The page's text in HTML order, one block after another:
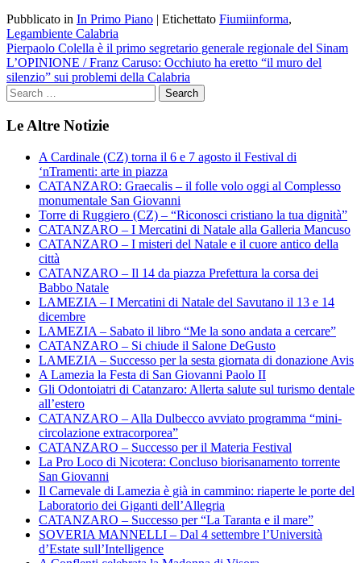
Pubblicato in In Primo Piano | Etichettato Fiumiinforma,
Legambiente Calabria
Navigazione
articoli
Pierpaolo Colella è il primo segretario generale regionale del Sinam
L’OPINIONE / Franz Caruso: Occhiuto ha eretto “il muro del
silenzio” sui problemi della Calabria
Le Altre Notizie
A Cardinale (CZ) torna il 6 e 7 agosto il Festival di
‘nTramenti: arte in piazza
CATANZARO: Graecalis – il folle volo oggi al Complesso
monumentale San Giovanni
Torre di Ruggiero (CZ) – “Riconosci cristiano la tua dignità”
CATANZARO – I Mercatini di Natale alla Galleria Mancuso
CATANZARO – I misteri del Natale e il cuore antico della
città
CATANZARO – Il 14 da piazza Prefettura la corsa dei
Babbo Natale
LAMEZIA – I Mercatini di Natale del Savutano il 13 e 14
dicembre
LAMEZIA – Sabato il libro “Me la sono andata a cercare”
CATANZARO – Si chiude il Salone DeGusto
LAMEZIA – Successo per la sesta giornata di donazione Avis
A Lamezia la Festa di San Giovanni Paolo II
Gli Odontoiatri di Catanzaro: Allerta salute sul turismo dentale
all’estero
CATANZARO – Alla Dulbecco avviato programma “mini-
circolazione extracorporea”
CATANZARO – Successo per il Materia Festival
La Pro Loco di Nicotera: Concluso biorisanamento torrente
San Giovanni
Il Carnevale di Lamezia è già in cammino: riaperte le porte del
Laboratorio dei Giganti dell’Allegria
CATANZARO – Successo per “La Taranta e il mare”
SOVERIA MANNELLI – Dal 4 settembre l’Università
d’Estate sull’Intelligence